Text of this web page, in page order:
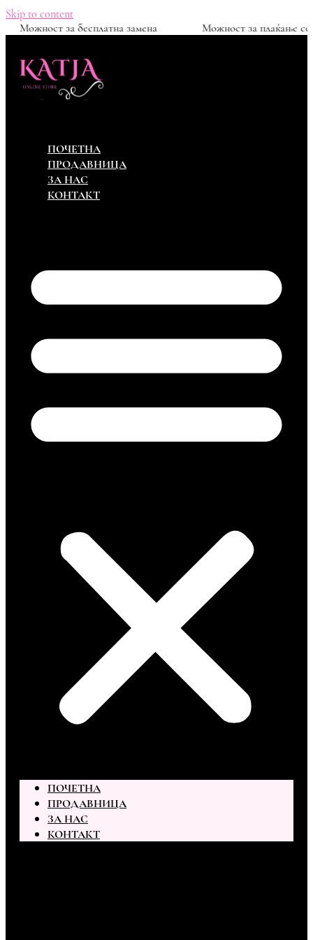
Skip to content
1500ден
Можност за бесплатна замена Можност
ПОЧЕТНА
ПРОДАВНИЦА
ЗА НАС
КОНТАКТ
ПОЧЕТНА
ПРОДАВНИЦА
ЗА НАС
КОНТАКТ